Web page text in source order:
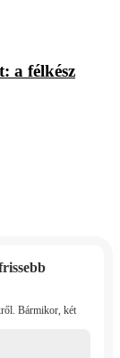
a félkész